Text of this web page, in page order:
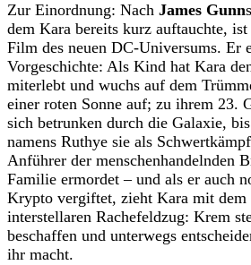
Zur Einordnung: Nach James Gunns
dem Kara bereits kurz auftauchte, ist
Film des neuen DC-Universums. Er
Vorgeschichte: Als Kind hat Kara
miterlebt und wuchs auf dem
einer roten Sonne auf; zu ihrem 23.
sich betrunken durch die Galaxie,
namens Ruthye sie als
Anführer der menschenhandelnden
Familie ermordet – und als er auch
Krypto vergiftet, zieht Kara mit dem
interstellaren Rachefeldzug: Krem
beschaffen und unterwegs
ihr macht.